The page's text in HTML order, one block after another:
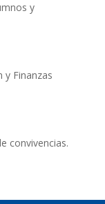
y
y Finanzas
convivencias.